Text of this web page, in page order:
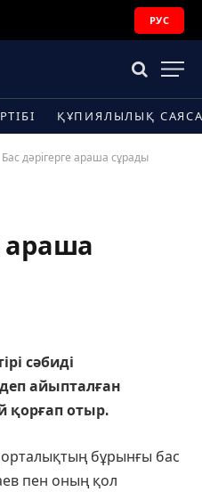
РУС
ҚҰПИЯЛЫЛЫҚ
Бас дәрігерге араша сұрады
араша
сәбиді
айыпталған
қорғап отыр.
бұрынғы бас
пен оның қол